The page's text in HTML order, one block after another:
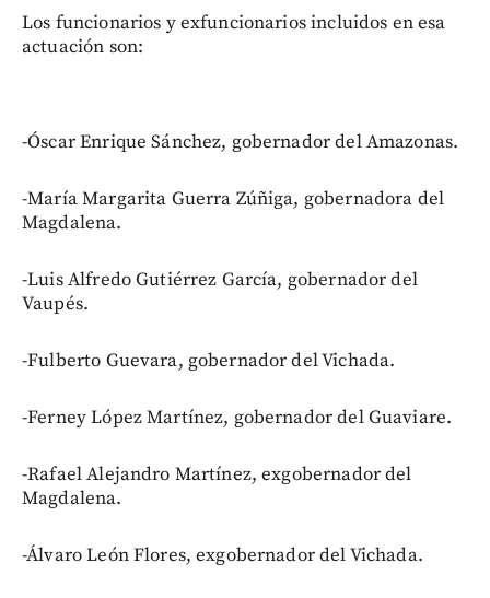
Los funcionarios y exfuncionarios incluidos en esa
actuación son:
-Óscar Enrique Sánchez, gobernador del Amazonas.
-María Margarita Guerra Zúñiga, gobernadora del
Magdalena.
-Luis Alfredo Gutiérrez García, gobernador del
Vaupés.
-Fulberto Guevara, gobernador del Vichada.
-Ferney López Martínez, gobernador del Guaviare.
-Rafael Alejandro Martínez, exgobernador del
Magdalena.
-Álvaro León Flores, exgobernador del Vichada.